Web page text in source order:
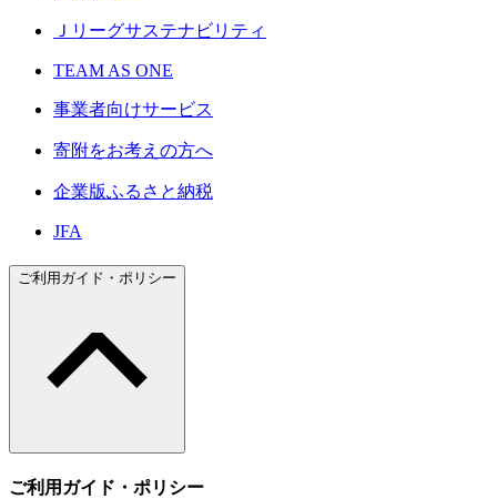
Ｊリーグサステナビリティ
TEAM AS ONE
事業者向けサービス
寄附をお考えの方へ
企業版ふるさと納税
JFA
ご利用ガイド・ポリシー
ご利用ガイド・ポリシー